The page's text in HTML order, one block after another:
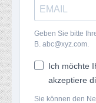
Geben Sie bitte
B. abc@xyz.com.
Ich möchte
akzeptiere
Sie können den